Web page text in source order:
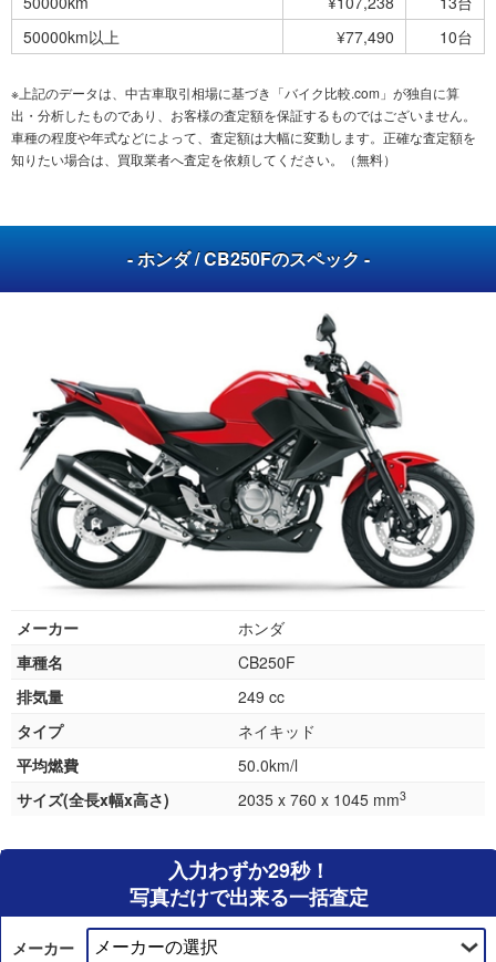
50000km以上
¥77,490 10台
※上記のデータは、中古車取引相場に基づき「バイク比較.com」が独自に算
出・分析したものであり、お客様の査定額を保証するものではございません。
車種の程度や年式などによって、査定額は大幅に変動します。正確な査定額を
知りたい場合は、買取業者へ査定を依頼してください。（無料）
- ホンダ / CB250Fのスペック -
メーカー
ホンダ
車種名
CB250F
排気量
249 cc
タイプ
ネイキッド
平均燃費
50.0km/l
サイズ(全長x幅x高さ)
2035 x 760 x 1045 mm3
入力わずか29秒！
写真だけで出来る一括査定
メーカー